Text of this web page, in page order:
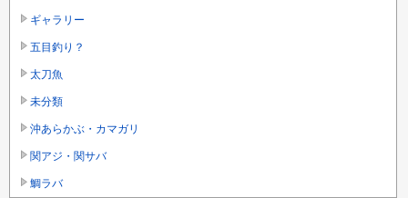
ギャラリー
五目釣り？
太刀魚
未分類
沖あらかぶ・カマガリ
関アジ・関サバ
鯛ラバ